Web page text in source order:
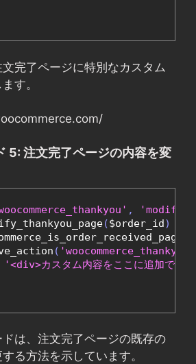
完了ページに特別なカスタム
す。
5: 注文完了ページの内容を変
,
($order_id)
( 'woocommerce_thankyou'
'<div>カスタム内容をここに追加で
は、注文完了ページの既存の
る方法を示しています。